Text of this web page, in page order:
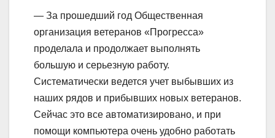
— За прошедший год Общественная
организация ветеранов «Прогресса»
проделала и продолжает выполнять
большую и серьезную работу.
Систематически ведется учет выбывших из
наших рядов и прибывших новых ветеранов.
Сейчас это все автоматизировано, и при
помощи компьютера очень удобно работать